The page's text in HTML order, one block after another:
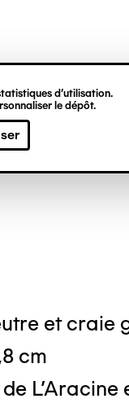
d’utilisation.
le dépôt.
et craie
cm
L'Aracine